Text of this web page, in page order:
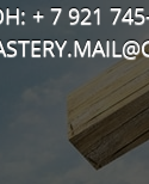
+ 7 921